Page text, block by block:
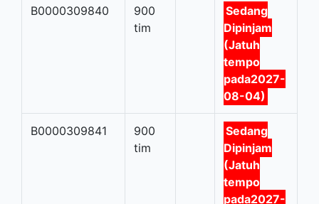
B0000309840
900
tim
Sedang
Dipinjam
(Jatuh
tempo
pada2027-
08-04)
B0000309841
900
tim
Sedang
Dipinjam
(Jatuh
tempo
pada2027-